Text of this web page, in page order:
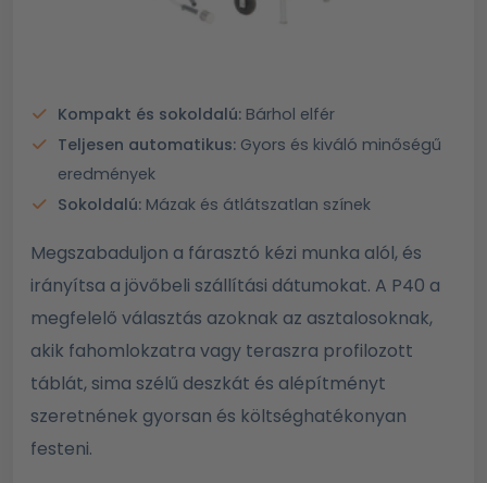
Kompakt és sokoldalú: Bárhol elfér
Teljesen automatikus: Gyors és kiváló minőségű
eredmények
Sokoldalú: Mázak és átlátszatlan színek
Megszabaduljon a fárasztó kézi munka alól, és
irányítsa a jövőbeli szállítási dátumokat. A P40 a
megfelelő választás azoknak az asztalosoknak,
akik fahomlokzatra vagy teraszra profilozott
táblát, sima szélű deszkát és alépítményt
szeretnének gyorsan és költséghatékonyan
festeni.